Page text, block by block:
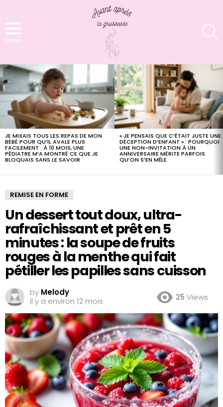
Menu
LATEST
STORIES
JE MIXAIS TOUS LES REPAS DE MON
BÉBÉ POUR QU’IL AVALE PLUS
FACILEMENT : À 10 MOIS, UNE
PÉDIATRE M’A MONTRÉ CE QUE JE
BLOQUAIS SANS LE SAVOIR
« JE PENSAIS QUE C’ÉTAIT JUSTE UNE
DÉCEPTION D’ENFANT » : POURQUOI
UNE NON-INVITATION À UN
ANNIVERSAIRE MÉRITE PARFOIS
QU’ON S’EN MÊLE
REMISE EN FORME
Un dessert tout doux, ultra-
rafraîchissant et prêt en 5
minutes : la soupe de fruits
rouges à la menthe qui fait
pétiller les papilles sans cuisson
by Melody
il y a environ 12 mois
25 Views